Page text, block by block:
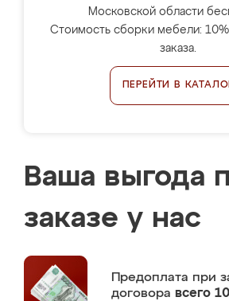
Московской области
Стоимость сборки мебели:
заказа.
ПЕРЕЙТИ В
Ваша выгода
заказе у нас
Предоплата при
договора всего